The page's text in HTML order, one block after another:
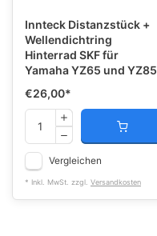
Innteck Distanzstück +
Wellendichtring
Hinterrad SKF für
Yamaha YZ65 und YZ85
€26,00*
Vergleichen
* Inkl. MwSt. zzgl. Versandkosten